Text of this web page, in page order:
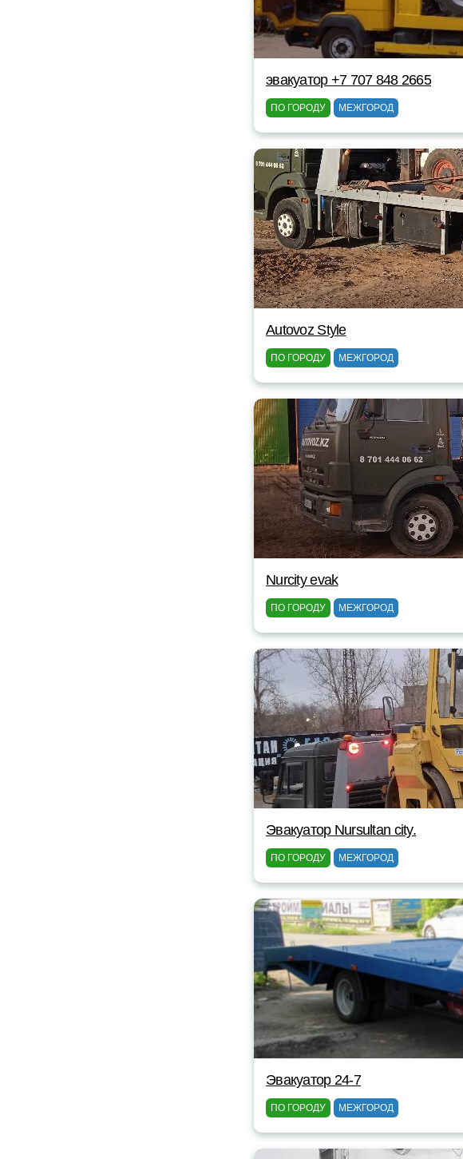
эвакуатор +7 707 848 2665
ПО ГОРОДУ МЕЖГОРОД
Autovoz Style
ПО ГОРОДУ МЕЖГОРОД
Nurcity evak
ПО ГОРОДУ МЕЖГОРОД
Эвакуатор Nursultan city.
ПО ГОРОДУ МЕЖГОРОД
Эвакуатор 24-7
ПО ГОРОДУ МЕЖГОРОД